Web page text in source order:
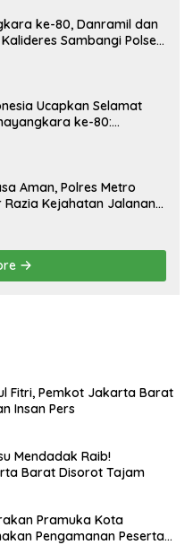
ke-80, Danramil dan
Sambangi Polsek
Ucapkan Selamat
ke-80:
Aman, Polres Metro
Razia Kejahatan Jalanan
Fitri, Pemkot Jakarta Barat
Insan Pers
Mendadak Raib!
Barat Disorot Tajam
Pramuka Kota
Pengamanan Peserta